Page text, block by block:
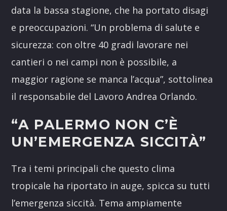
data la bassa stagione, che ha portato disagi
e preoccupazioni. “Un problema di salute e
sicurezza: con oltre 40 gradi lavorare nei
cantieri o nei campi non è possibile, a
maggior ragione se manca l’acqua”, sottolinea
il responsabile del Lavoro Andrea Orlando.
“A PALERMO NON C’È
UN’EMERGENZA SICCITÀ”
Tra i temi principali che questo clima
tropicale ha riportato in auge, spicca su tutti
l’emergenza siccità. Tema ampiamente